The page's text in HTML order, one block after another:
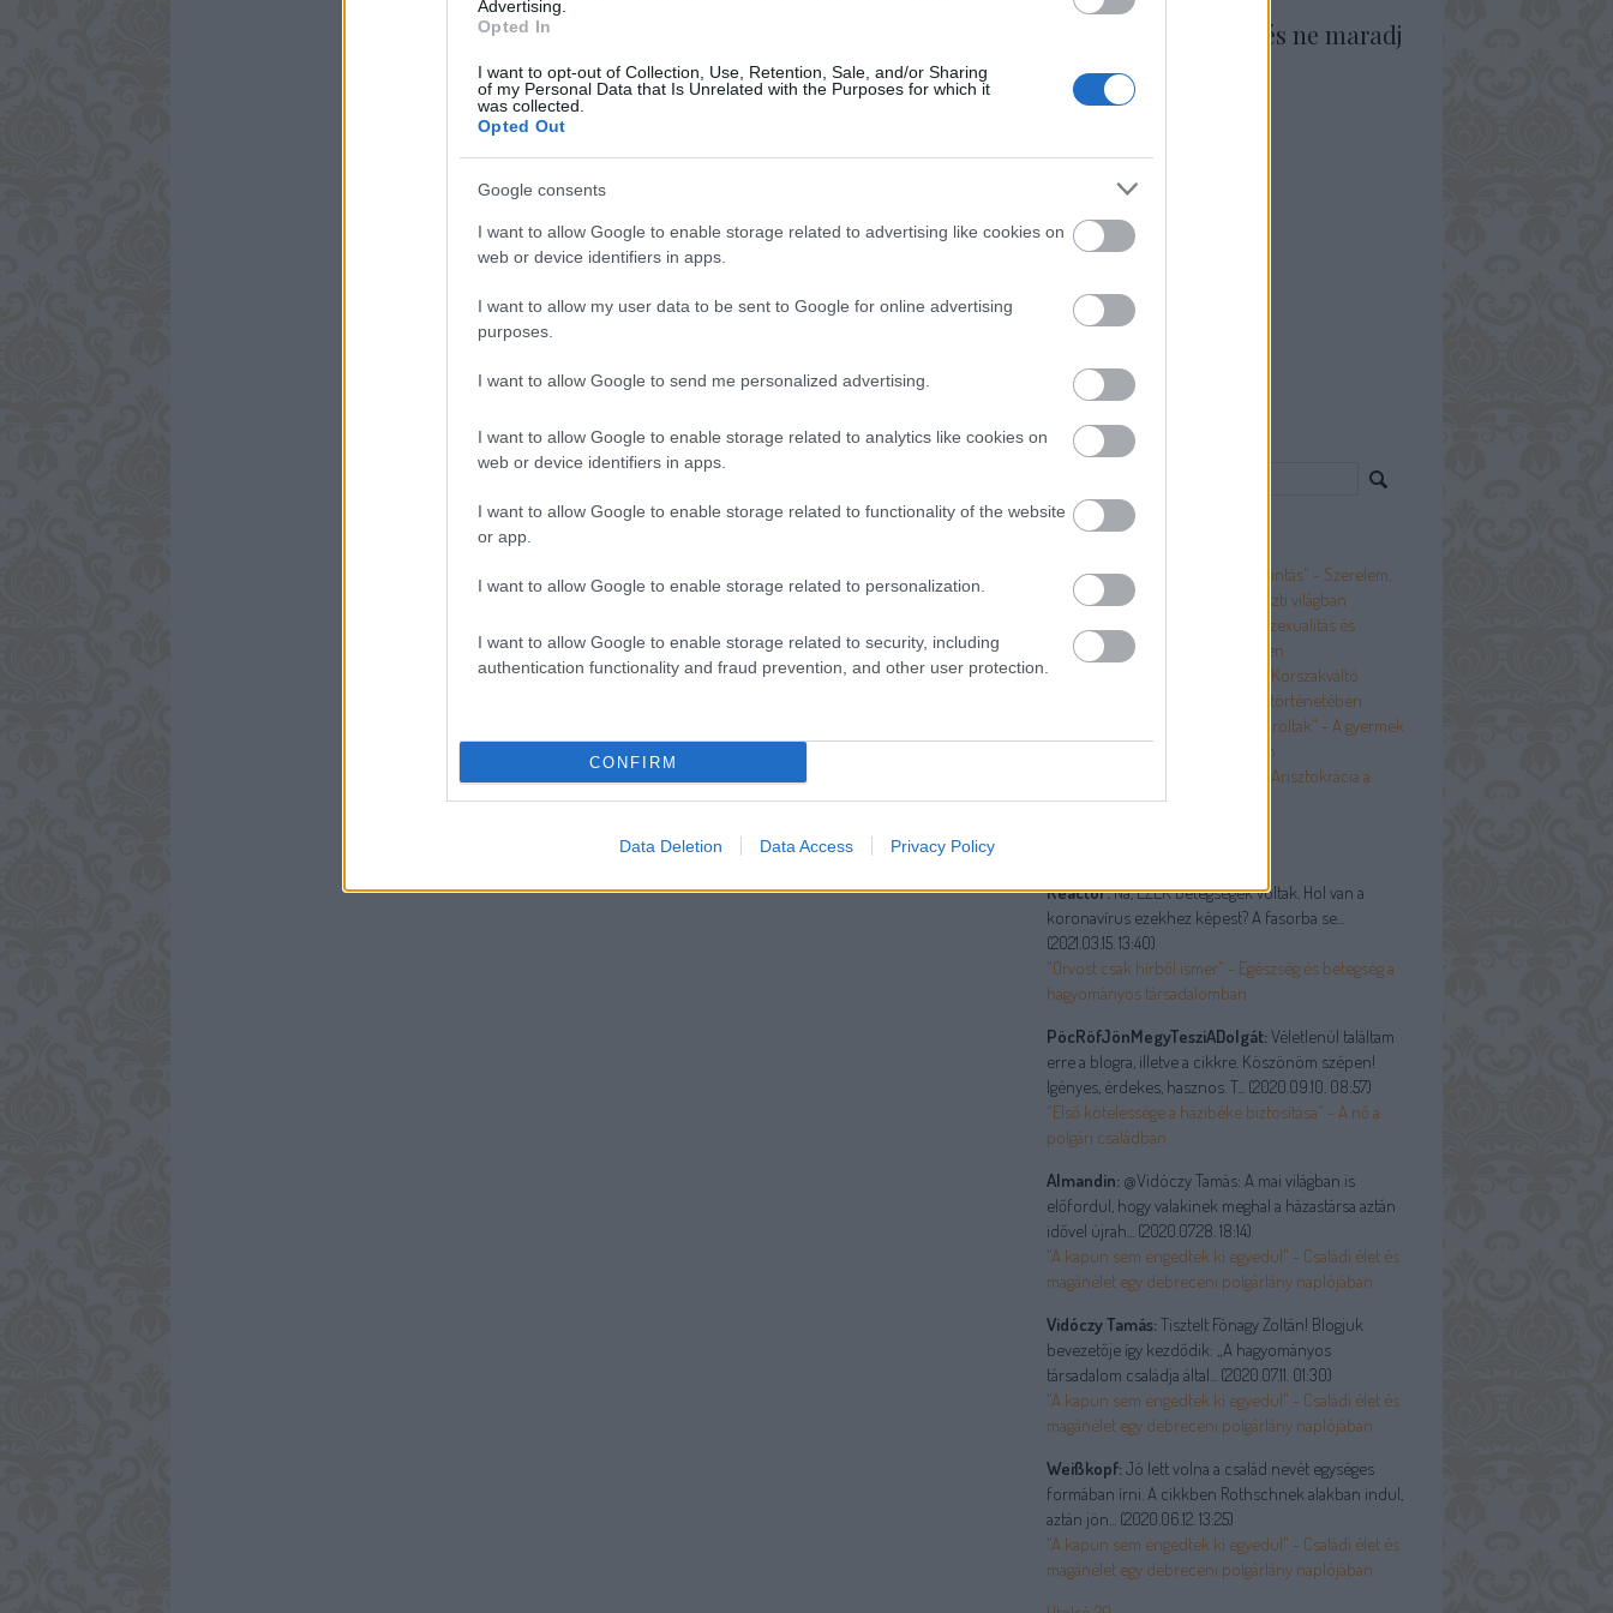
Advertising.
Opted In
I want to opt-out of Collection, Use, Retention, Sale, and/or Sharing
of my Personal Data that Is Unrelated with the Purposes for which it
was collected.
Opted Out
Google consents
I want to allow Google to enable storage related to advertising like cookies on
web or device identifiers in apps.
I want to allow my user data to be sent to Google for online advertising
purposes.
I want to allow Google to send me personalized advertising.
I want to allow Google to enable storage related to analytics like cookies on
web or device identifiers in apps.
I want to allow Google to enable storage related to functionality of the website
or app.
I want to allow Google to enable storage related to personalization.
I want to allow Google to enable storage related to security, including
authentication functionality and fraud prevention, and other user protection.
CONFIRM
Data Deletion Data Access Privacy Policy
Kövess Facebookon és ne maradj
Keresés
Top 5
"Egy-egy mosoly, egy-egy kacsintás" - Szerelem,
házasság és szexualitás a paraszti világban
"A botrányt kerülni kellett" - Szexualitás és
prüdéria a boldog békeidőkben
"És nem szégyellik magukat" - Korszakváltó
évtizedek a test és szexualitás történetében
"Szülőim puritán szigort gyakoroltak" - A gyermek
a hagyományos társadalomban
„A többiek nem számítanak” - Arisztokrácia a
boldog békeidőkben
Reactor:Na, EZEK betegségek voltak. Hol van a
koronavírus ezekhez képest? A fasorba se...
(2021.03.15. 13:40)
"Orvost csak hírből ismer" - Egészség és betegség a
hagyományos társadalomban
PöcRöfJönMegyTesziADolgát:Véletlenül találtam
erre a blogra, illetve a cikkre. Köszönöm szépen!
Igényes, érdekes, hasznos. T... (2020.09.10. 08:57)
"Első kötelessége a házibéke biztosítása" - A nő a
polgári családban
Almandin: @Vidóczy Tamás: A mai világban is
előfordul, hogy valakinek meghal a házastársa aztán
idővel újrah... (2020.07.28. 18:14)
"A kapun sem engedtek ki egyedül" - Családi élet és
magánélet egy debreceni polgárlány naplójában
Vidóczy Tamás:Tisztelt Fónagy Zoltán! Blogjuk
bevezetője így kezdődik: „A hagyományos
társadalom családja által... (2020.07.11. 01:30)
"A kapun sem engedtek ki egyedül" - Családi élet és
magánélet egy debreceni polgárlány naplójában
Weißkopf:Jó lett volna a család nevét egységes
formában írni. A cikkben Rothschnek alakban indul,
aztán jön... (2020.06.12. 13:25)
"A kapun sem engedtek ki egyedül" - Családi élet és
magánélet egy debreceni polgárlány naplójában